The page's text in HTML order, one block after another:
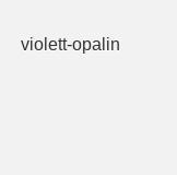
violett-opalin